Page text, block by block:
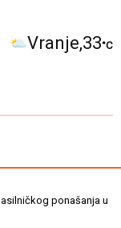
Kuršumlija 34°C
ponašanja u